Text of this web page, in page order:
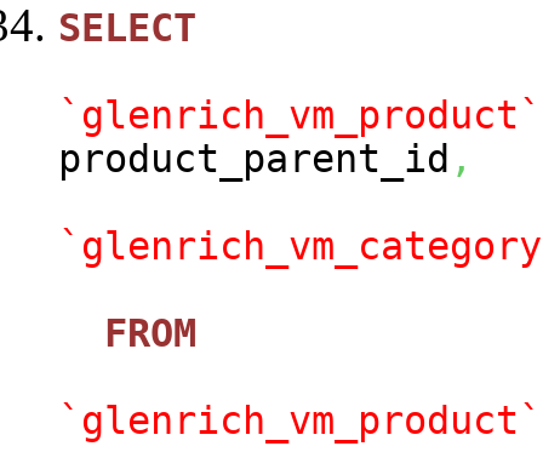
SELECT
`glenrich_vm_product`
product_parent_id ,
FROM
`glenrich_vm_product`